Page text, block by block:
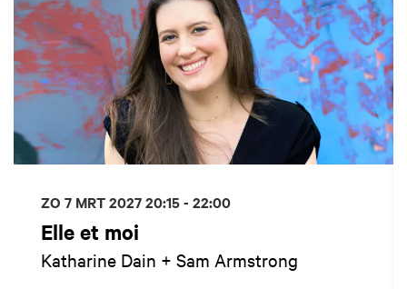
Elle et moi
Katharine Dain + Sam Armstrong
ZO 7 MRT 202720:15 - 22:00